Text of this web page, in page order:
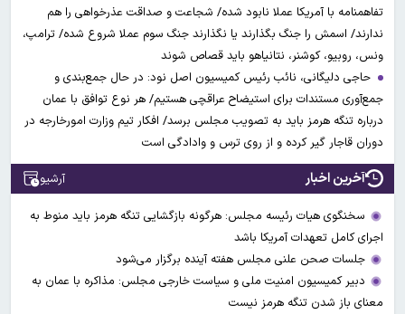
تفاهمنامه با آمریکا عملا نابود شده/ شجاعت و صداقت عذرخواهی را هم
ندارند/ اسمش را جنگ بگذارند یا نگذارند جنگ سوم عملا شروع شده/ ترامپ،
ونس، روبیو، کوشنر، نتانیاهو باید قصاص شوند
حاجی دلیگانی، نائب رئیس کمیسیون اصل نود: در حال جمع‌بندی و
جمع‌آوری مستندات برای استیضاح عراقچی هستیم/ هر نوع توافق با عمان
درباره تنگه هرمز باید به تصویب مجلس برسد/ افکار تیم وزارت امورخارجه در
دوران قاجار گیر کرده و از روی ترس و وادادگی است
آخرین اخبار آرشیو
سخنگوی هیات رئیسه مجلس: هرگونه بازگشایی تنگه هرمز باید منوط به
اجرای کامل تعهدات آمریکا باشد
جلسات صحن علنی مجلس هفته آینده برگزار می‌شود
دبیر کمیسیون امنیت ملی و سیاست خارجی مجلس: مذاکره با عمان به
معنای باز شدن تنگه هرمز نیست